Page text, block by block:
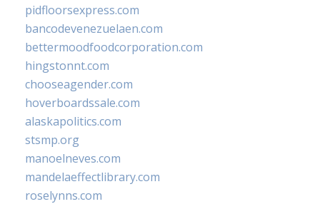
pidfloorsexpress.com
bancodevenezuelaen.com
bettermoodfoodcorporation.com
hingstonnt.com
chooseagender.com
hoverboardssale.com
alaskapolitics.com
stsmp.org
manoelneves.com
mandelaeffectlibrary.com
roselynns.com